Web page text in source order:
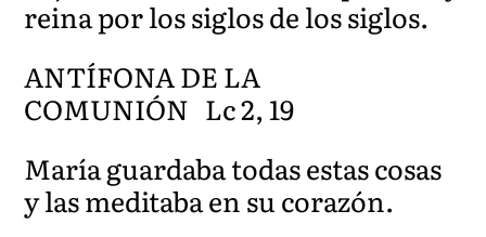
reina por los siglos de los siglos.
ANTÍFONA DE LA
COMUNIÓN Lc 2, 19
María guardaba todas estas cosas
y las meditaba en su corazón.